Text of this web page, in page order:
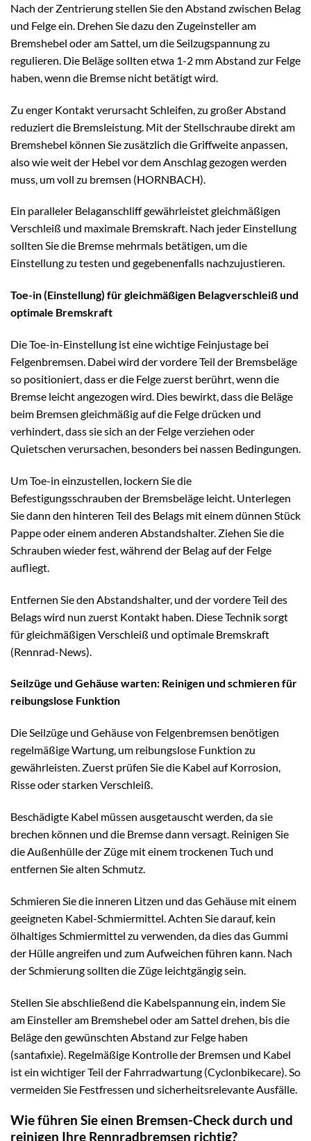
Nach der Zentrierung stellen Sie den Abstand zwischen Belag
und Felge ein. Drehen Sie dazu den Zugeinsteller am
Bremshebel oder am Sattel, um die Seilzugspannung zu
regulieren. Die Beläge sollten etwa 1-2 mm Abstand zur Felge
haben, wenn die Bremse nicht betätigt wird.
Zu enger Kontakt verursacht Schleifen, zu großer Abstand
reduziert die Bremsleistung. Mit der Stellschraube direkt am
Bremshebel können Sie zusätzlich die Griffweite anpassen,
also wie weit der Hebel vor dem Anschlag gezogen werden
muss, um voll zu bremsen (HORNBACH).
Ein paralleler Belaganschliff gewährleistet gleichmäßigen
Verschleiß und maximale Bremskraft. Nach jeder Einstellung
sollten Sie die Bremse mehrmals betätigen, um die
Einstellung zu testen und gegebenenfalls nachzujustieren.
Toe-in (Einstellung) für gleichmäßigen Belagverschleiß und
optimale Bremskraft
Die Toe-in-Einstellung ist eine wichtige Feinjustage bei
Felgenbremsen. Dabei wird der vordere Teil der Bremsbeläge
so positioniert, dass er die Felge zuerst berührt, wenn die
Bremse leicht angezogen wird. Dies bewirkt, dass die Beläge
beim Bremsen gleichmäßig auf die Felge drücken und
verhindert, dass sie sich an der Felge verziehen oder
Quietschen verursachen, besonders bei nassen Bedingungen.
Um Toe-in einzustellen, lockern Sie die
Befestigungsschrauben der Bremsbeläge leicht. Unterlegen
Sie dann den hinteren Teil des Belags mit einem dünnen Stück
Pappe oder einem anderen Abstandshalter. Ziehen Sie die
Schrauben wieder fest, während der Belag auf der Felge
aufliegt.
Entfernen Sie den Abstandshalter, und der vordere Teil des
Belags wird nun zuerst Kontakt haben. Diese Technik sorgt
für gleichmäßigen Verschleiß und optimale Bremskraft
(Rennrad-News).
Seilzüge und Gehäuse warten: Reinigen und schmieren für
reibungslose Funktion
Die Seilzüge und Gehäuse von Felgenbremsen benötigen
regelmäßige Wartung, um reibungslose Funktion zu
gewährleisten. Zuerst prüfen Sie die Kabel auf Korrosion,
Risse oder starken Verschleiß.
Beschädigte Kabel müssen ausgetauscht werden, da sie
brechen können und die Bremse dann versagt. Reinigen Sie
die Außenhülle der Züge mit einem trockenen Tuch und
entfernen Sie alten Schmutz.
Schmieren Sie die inneren Litzen und das Gehäuse mit einem
geeigneten Kabel-Schmiermittel. Achten Sie darauf, kein
ölhaltiges Schmiermittel zu verwenden, da dies das Gummi
der Hülle angreifen und zum Aufweichen führen kann. Nach
der Schmierung sollten die Züge leichtgängig sein.
Stellen Sie abschließend die Kabelspannung ein, indem Sie
am Einsteller am Bremshebel oder am Sattel drehen, bis die
Beläge den gewünschten Abstand zur Felge haben
(santafixie). Regelmäßige Kontrolle der Bremsen und Kabel
ist ein wichtiger Teil der Fahrradwartung (Cyclonbikecare). So
vermeiden Sie Festfressen und sicherheitsrelevante Ausfälle.
Wie führen Sie einen Bremsen-Check durch und
reinigen Ihre Rennradbremsen richtig?